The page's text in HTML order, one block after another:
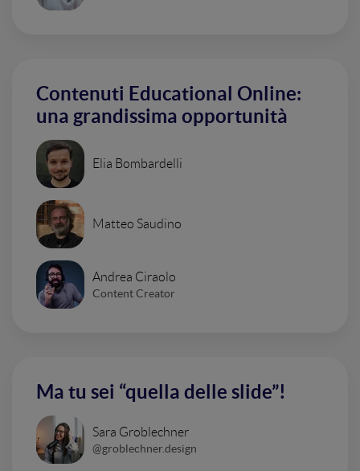
Contenuti Educational Online:
una grandissima opportunità
Elia Bombardelli
Matteo Saudino
Andrea Ciraolo
Content Creator
Ma tu sei “quella delle slide”!
Sara Groblechner
@groblechner.design